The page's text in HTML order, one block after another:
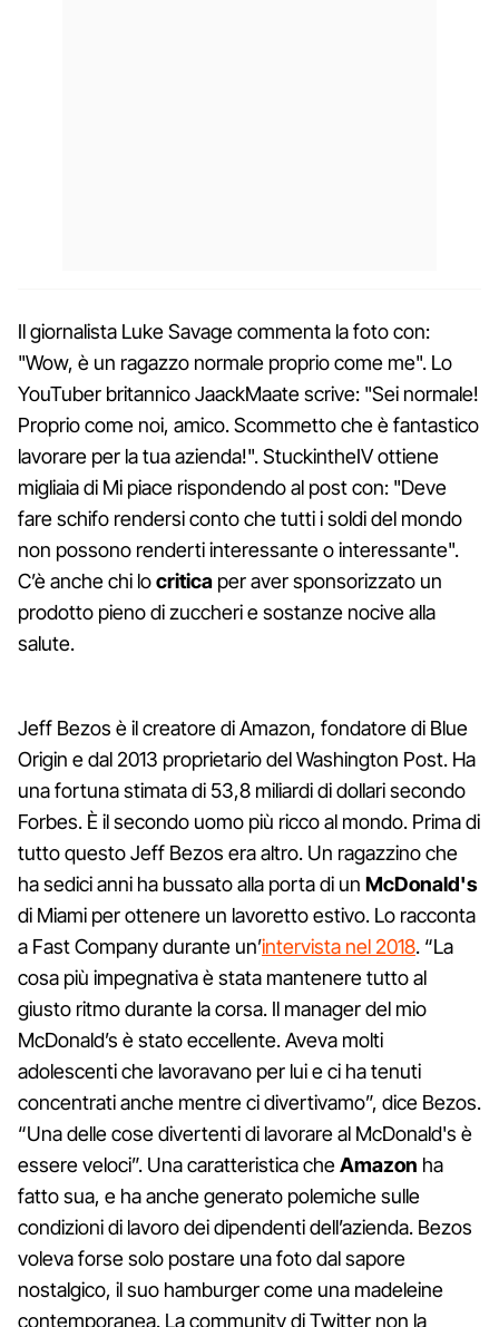
Il giornalista Luke Savage commenta la foto con:
"Wow, è un ragazzo normale proprio come me". Lo
YouTuber britannico JaackMaate scrive: "Sei normale!
Proprio come noi, amico. Scommetto che è fantastico
lavorare per la tua azienda!". StuckintheIV ottiene
migliaia di Mi piace rispondendo al post con: "Deve
fare schifo rendersi conto che tutti i soldi del mondo
non possono renderti interessante o interessante".
C’è anche chi locritica per aver sponsorizzato un
prodotto pieno di zuccheri e sostanze nocive alla
salute.
Jeff Bezos è il creatore di Amazon, fondatore di Blue
Origin e dal 2013 proprietario del Washington Post. Ha
una fortuna stimata di 53,8 miliardi di dollari secondo
Forbes. È il secondo uomo più ricco al mondo. Prima di
tutto questo Jeff Bezos era altro. Un ragazzino che
ha sedici anni ha bussato alla porta di un McDonald's
di Miami per ottenere un lavoretto estivo. Lo racconta
a Fast Company durante un’intervista nel 2018. “La
cosa più impegnativa è stata mantenere tutto al
giusto ritmo durante la corsa. Il manager del mio
McDonald’s è stato eccellente. Aveva molti
adolescenti che lavoravano per lui e ci ha tenuti
concentrati anche mentre ci divertivamo”, dice Bezos.
“Una delle cose divertenti di lavorare al McDonald's è
essere veloci”. Una caratteristica cheAmazon ha
fatto sua, e ha anche generato polemiche sulle
condizioni di lavoro dei dipendenti dell’azienda. Bezos
voleva forse solo postare una foto dal sapore
nostalgico, il suo hamburger come una madeleine
contemporanea. La community di Twitter non la